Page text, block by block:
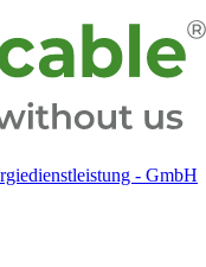
- GmbH